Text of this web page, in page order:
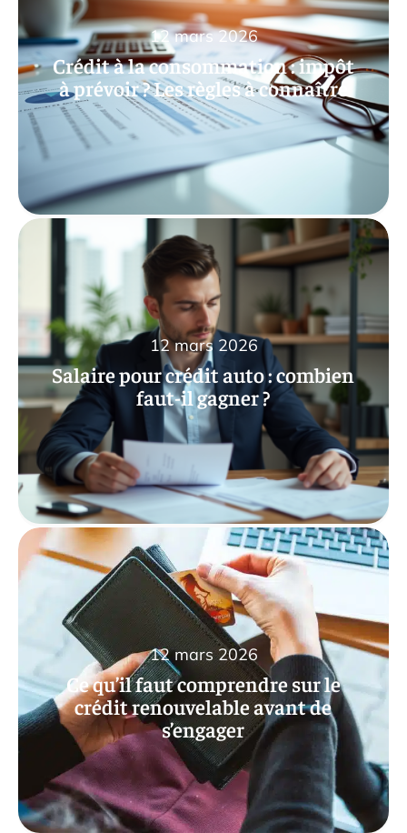
Crédit à la consommation : impôt
à prévoir ? Les règles à connaître
12 mars 2026
Salaire pour crédit auto : combien
faut-il gagner ?
12 mars 2026
Ce qu’il faut comprendre sur le
crédit renouvelable avant de
s’engager
12 mars 2026